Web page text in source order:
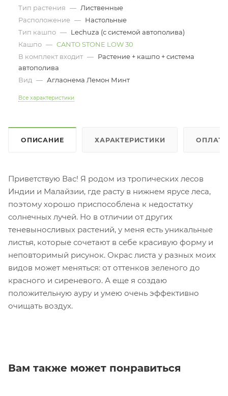
Тип растения — Лиственные
Расположение — Настольные
Тип кашпо — Lechuza (с системой автополива)
Кашпо — CANTO STONE LOW 30
В комплект входит — Растение + кашпо + система
автополива
Вид — Аглаонема Лемон Минт
Все характеристики
ОПИСАНИЕ ХАРАКТЕРИСТИКИ
Приветствую Вас! Я родом из тропических лесов
Индии и Малайзии, где расту в нижнем ярусе леса,
поэтому хорошо приспособлена к недостатку
солнечных лучей. Но в отличии от других
теневыносливых растений, у меня есть уникальные
листья, которые сочетают в себе красивую форму и
неповторимый рисунок. Окрас листа у разных моих
видов может меняться: от оттенков зеленого до
красного и сиреневого. А еще я создаю
положительную ауру и умею очень эффективно
очищать воздух.
Вам также может понравиться